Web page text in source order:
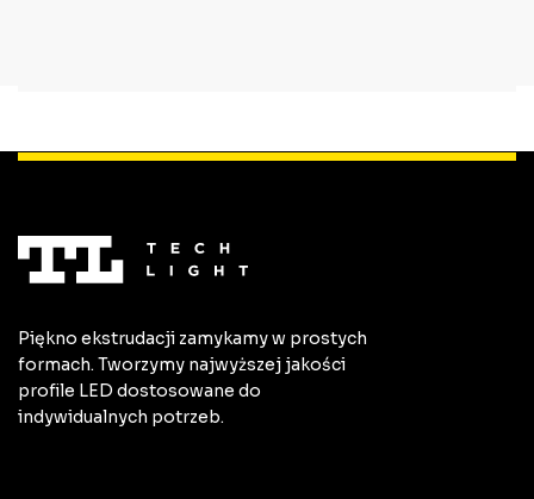
Piękno ekstrudacji zamykamy w prostych
formach. Tworzymy najwyższej jakości
profile LED dostosowane do
indywidualnych potrzeb.